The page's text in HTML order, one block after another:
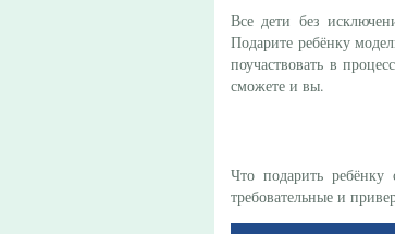
Все дети без
Подарите ребёнку
поучаствовать в
сможете и вы.
Что подарить ребёнку
требовательные и